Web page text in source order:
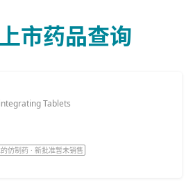
市药品查询
Tablets
仿制药 · 新批准暂未销售